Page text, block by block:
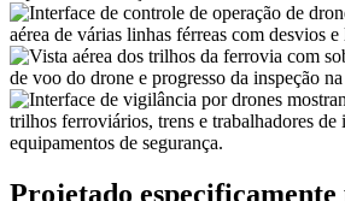
Projetado especificamente